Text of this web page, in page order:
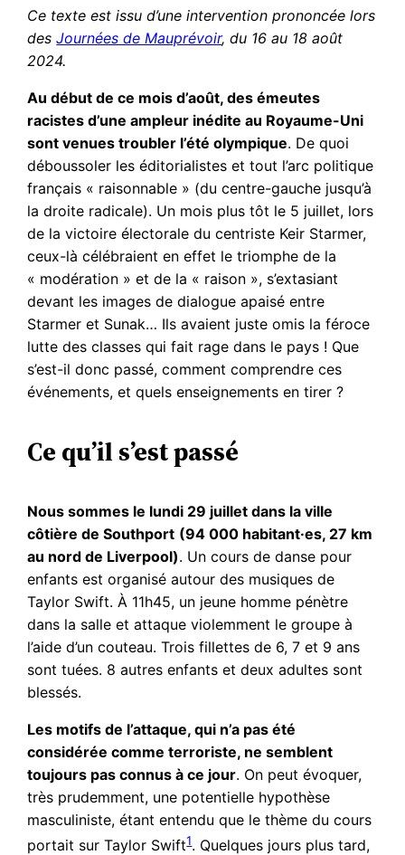
Ce texte est issu d’une intervention prononcée lors
desJournées de Mauprévoir, du 16 au 18 août
2024.
Au début de ce mois d’août, des émeutes
racistes d’une ampleur inédite au Royaume-Uni
sont venues troubler l’été olympique. De quoi
déboussoler les éditorialistes et tout l’arc politique
français « raisonnable » (du centre-gauche jusqu’à
la droite radicale). Un mois plus tôt le 5 juillet, lors
de la victoire électorale du centriste Keir Starmer,
ceux-là célébraient en effet le triomphe de la
« modération » et de la « raison », s’extasiant
devant les images de dialogue apaisé entre
Starmer et Sunak… Ils avaient juste omis la féroce
lutte des classes qui fait rage dans le pays ! Que
s’est-il donc passé, comment comprendre ces
événements, et quels enseignements en tirer ?
Ce qu’il s’est passé
Nous sommes le lundi 29 juillet dans la ville
côtière de Southport (94 000 habitant·es, 27 km
au nord de Liverpool). Un cours de danse pour
enfants est organisé autour des musiques de
Taylor Swift. À 11h45, un jeune homme pénètre
dans la salle et attaque violemment le groupe à
l’aide d’un couteau. Trois fillettes de 6, 7 et 9 ans
sont tuées. 8 autres enfants et deux adultes sont
blessés.
Les motifs de l’attaque, qui n’a pas été
considérée comme terroriste, ne semblent
toujours pas connus à ce jour. On peut évoquer,
très prudemment, une potentielle hypothèse
masculiniste, étant entendu que le thème du cours
portait sur Taylor Swift1. Quelques jours plus tard,